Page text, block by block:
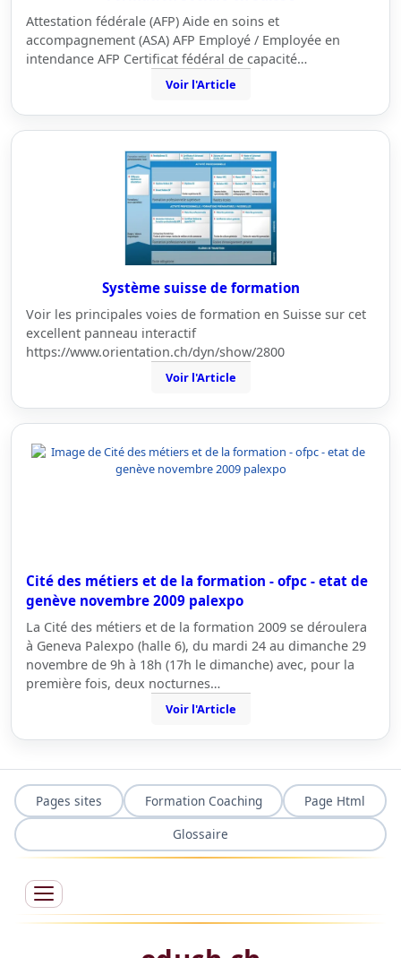
Attestation fédérale (AFP) Aide en soins et
accompagnement (ASA) AFP Employé / Employée en
intendance AFP Certificat fédéral de capacité…
Voir l'Article
Système suisse de formation
Voir les principales voies de formation en Suisse sur cet
excellent panneau interactif
https://www.orientation.ch/dyn/show/2800
Voir l'Article
Cité des métiers et de la formation - ofpc - etat de
genève novembre 2009 palexpo
La Cité des métiers et de la formation 2009 se déroulera
à Geneva Palexpo (halle 6), du mardi 24 au dimanche 29
novembre de 9h à 18h (17h le dimanche) avec, pour la
première fois, deux nocturnes…
Voir l'Article
Pages sites Formation Coaching
Page Html
Glossaire